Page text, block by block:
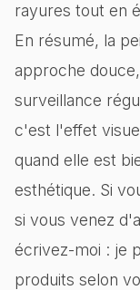
rayures tout en
En résumé, la
approche
surveillance
c'est l'effet
quand elle est
esthétique. Si
si vous venez
écrivez-moi : je
produits selon